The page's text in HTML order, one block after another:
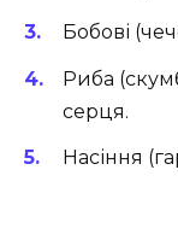
Бобові
Риба
серця.
Насіння